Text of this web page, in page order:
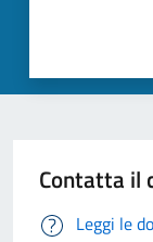
Contatta il
Leggi le